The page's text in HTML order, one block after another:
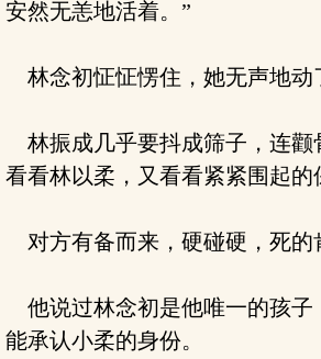
安然无恙地活着。”
林念初怔怔愣住，她无声地动
林振成几乎要抖成筛子，连颧
看看林以柔，又看看紧紧围起的
对方有备而来，硬碰硬，死的
他说过林念初是他唯一的孩子
能承认小柔的身份。